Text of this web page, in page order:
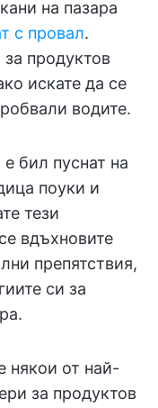
на пазара
с провал.
продуктов
искате да се
водите.
бил пуснат на
поуки и
тези
вдъхновите
препятствия,
си за
някои от най-
за продуктов